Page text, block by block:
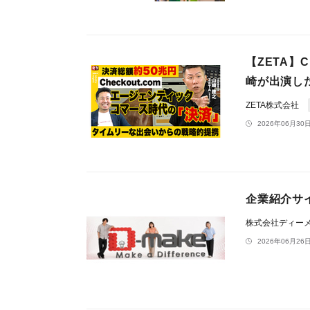
【ZETA】
崎が出演し
ZETA株式会社
2026年06月30
企業紹介サ
株式会社ディー
2026年06月26